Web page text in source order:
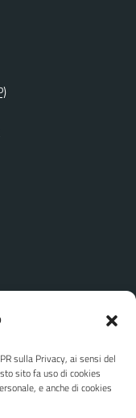
sulla Privacy, ai sensi del
sito fa uso di cookies
e anche di cookies